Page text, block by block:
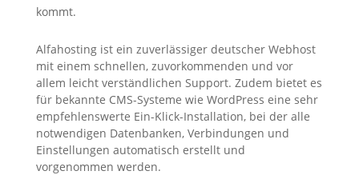
kommt.
Alfahosting ist ein zuverlässiger deutscher Webhost
mit einem schnellen, zuvorkommenden und vor
allem leicht verständlichen Support. Zudem bietet es
für bekannte CMS-Systeme wie WordPress eine sehr
empfehlenswerte Ein-Klick-Installation, bei der alle
notwendigen Datenbanken, Verbindungen und
Einstellungen automatisch erstellt und
vorgenommen werden.